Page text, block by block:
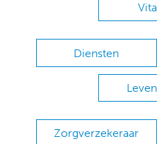
Diensten
Zorgverzekeraar